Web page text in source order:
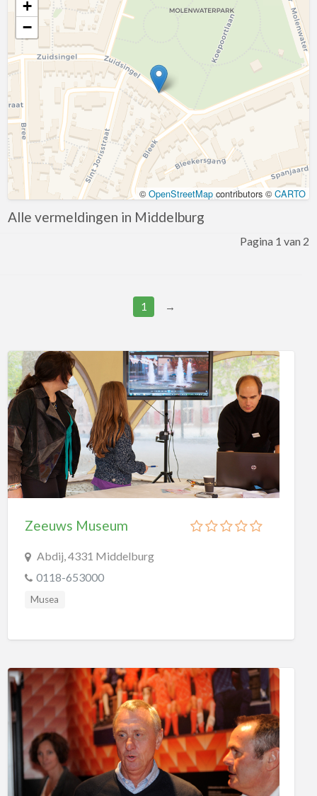
April
Augustus
December
Februari
Januari
Juli
Juni
Maart
Mei
November
dierentuinen
musea
paintballen
Musea
Ambachtsmusea
Cultuurhistorische Musea
Oorlogsmusea
Wetenschapsmusea
Overig
Planetariums
Speeltuinen
Buitenspeeltuinen
Overdekte Speeltuinen
Sport
+
−
©OpenStreetMap contributors ©CARTO
Kaart laden
Alle vermeldingen in Middelburg
Pagina 1 van 2
1 →
Zeeuws Museum
Abdij, 4331 Middelburg
0118-653000
Musea